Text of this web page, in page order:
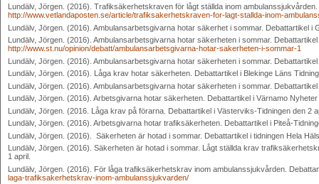
Lundälv, Jörgen. (2016). Trafiksäkerhetskraven för lågt ställda inom
http://www.vetlandaposten.se/article/trafiksakerhetskraven-for-lagt-stallda-inom-
Lundälv, Jörgen. (2016). Ambulansarbetsgivarna hotar säkerhet i sommar. Debattartikel i
Lundälv, Jörgen. (2016). Ambulansarbetsgivarna hotar säkerheten i sommar.
http://www.st.nu/opinion/debatt/ambulansarbetsgivarna-hotar-sakerheten-i-sommar-1
Lundälv, Jörgen. (2016). Ambulansarbetsgivarna hotar säkerheten i sommar.
Lundälv, Jörgen. (2016). Låga krav hotar säkerheten. Debattartikel i Blekinge Läns
Lundälv, Jörgen. (2016). Ambulansarbetsgivarna hotar säkerheten i sommar.
Lundälv, Jörgen. (2016). Arbetsgivarna hotar säkerheten. Debattartikel i Värnamo
Lundälv, Jörgen. (2016. Låga krav på förarna. Debattartikel i Västerviks-Tidningen den 2
Lundälv, Jörgen. (2016). Arbetsgivarna hotar trafiksäkerheten. Debattartikel i Piteå-
Lundälv, Jörgen. (2016). Säkerheten är hotad i sommar. Debattartikel i tidningen Hela
Lundälv, Jörgen. (2016). Säkerheten är hotad i sommar. Lågt ställda krav
1 april.
Lundälv, Jörgen. (2016). För låga trafiksäkerhetskrav inom ambulanssjukvården.
laga-trafiksakerhetskrav-inom-ambulanssjukvarden/